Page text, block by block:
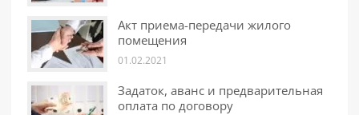
Акт приема-передачи жилого
помещения
01.02.2021
Задаток, аванс и предварительная
оплата по договору